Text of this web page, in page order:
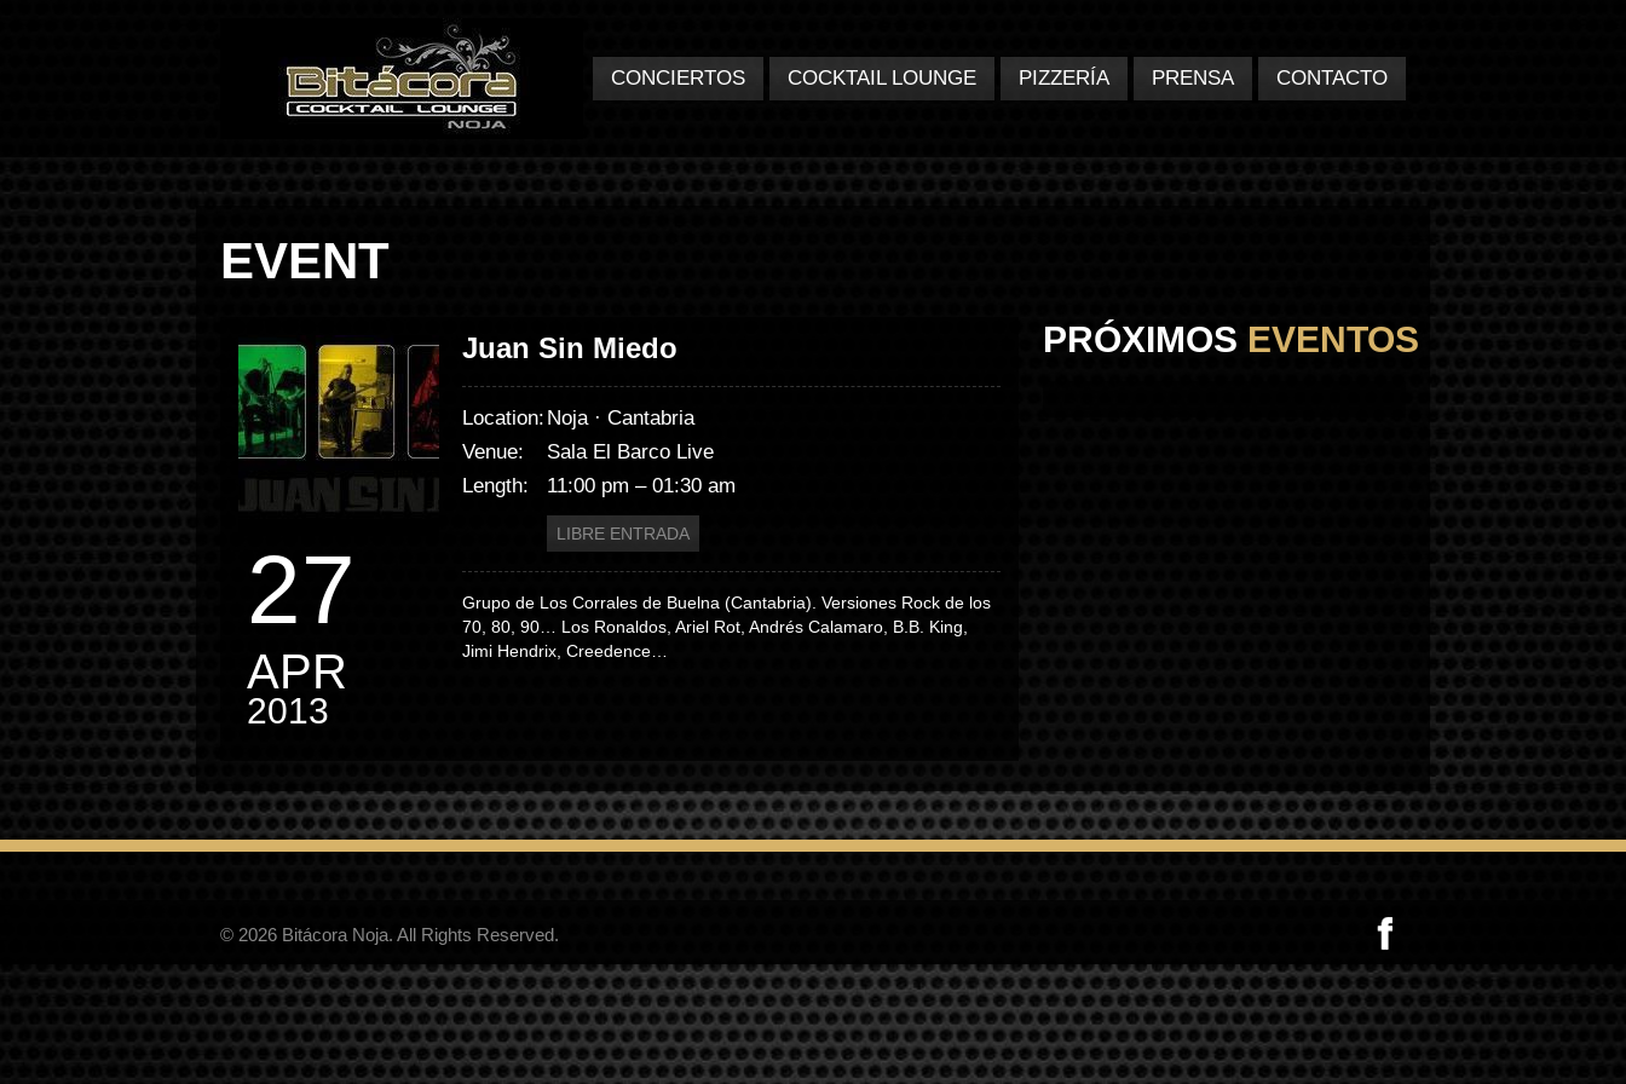
CONCIERTOS COCKTAIL LOUNGE PIZZERÍA PRENSA CONTACTO
EVENT
PRÓXIMOS EVENTOS
27
APR
2013
Juan Sin Miedo
Location: Noja · Cantabria
Venue:
Sala El Barco Live
Length:
11:00 pm – 01:30 am
LIBRE ENTRADA
Grupo de Los Corrales de Buelna (Cantabria). Versiones Rock de los
70, 80, 90… Los Ronaldos, Ariel Rot, Andrés Calamaro, B.B. King,
Jimi Hendrix, Creedence…
© 2026 Bitácora Noja. All Rights Reserved.